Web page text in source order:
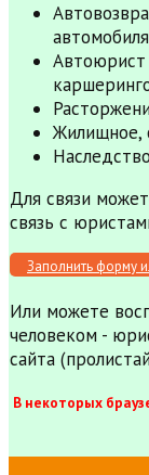
Жилищное,
Для связи
связь с
Заполнить форму
Или можете
человеком -
сайта
В некоторых